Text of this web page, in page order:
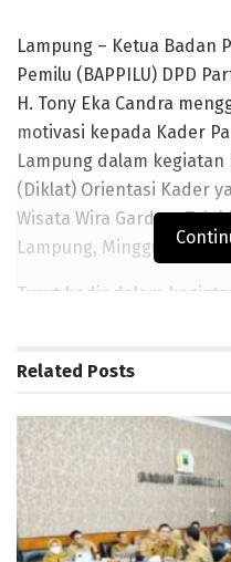
Lampung – Ketua Badan
Pemilu (BAPPILU) DPD
H. Tony Eka Candra
motivasi kepada Kader
Lampung dalam
(Diklat) Orientasi Kader
Wisata Wira Garden,
Lampung, Minggu (26/1/
Turut hadir dalam
Lampung H. Benny HN
Jamhari, Hetty Priskatati,
jajaran Pengurus DPD
Lainnya.
Related Posts